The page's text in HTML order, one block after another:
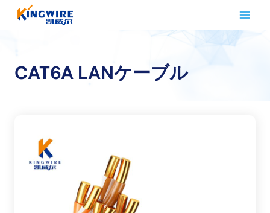
CAT6A LANケーブル